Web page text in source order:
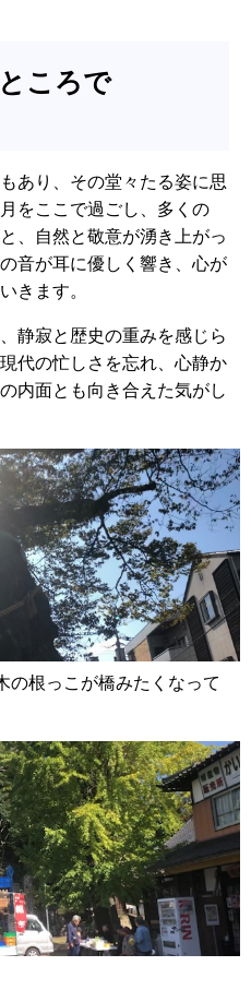
ころで
あり、その堂々たる姿に思
をここで過ごし、多くの
、自然と敬意が湧き上がっ
音が耳に優しく響き、心が
きます。
静寂と歴史の重みを感じら
代の忙しさを忘れ、心静か
内面とも向き合えた気がし
の根っこが橋みたくなって